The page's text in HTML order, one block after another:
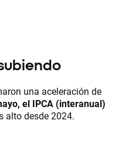
una aceleración de
el IPCA (interanual)
alto desde 2024.